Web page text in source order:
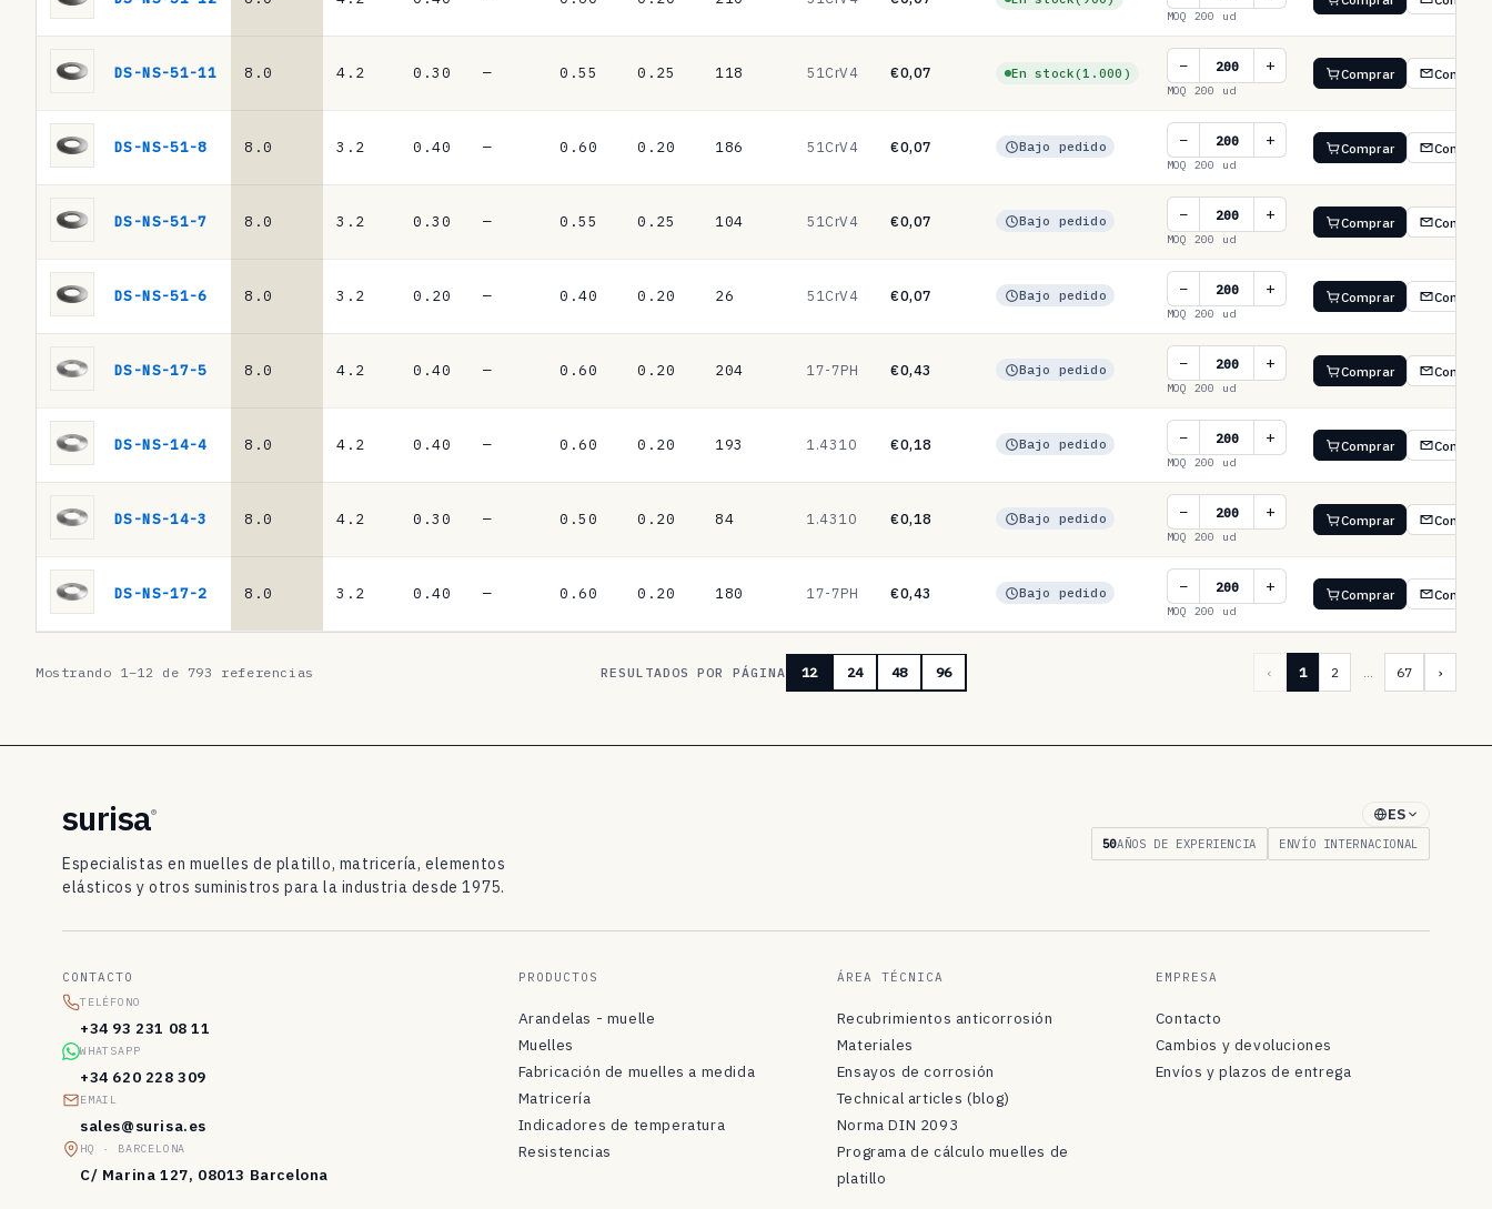
e
a
m
u
e
p
l
t
EN
MOQ 200 ud
DS-NS-51-11 8.0 4.2 0.30 — 0.55 0.25 118 51CrV4 €0,07 En stock(1.000) − +
MOQ 200 ud
Comprar
DS-NS-51-8 8.0 3.2 0.40 — 0.60 0.20 186 51CrV4 €0,07 Bajo pedido − +
MOQ 200 ud
Comprar
DS-NS-51-7 8.0 3.2 0.30 — 0.55 0.25 104 51CrV4 €0,07 Bajo pedido − +
MOQ 200 ud
Comprar
DS-NS-51-6 8.0 3.2 0.20 — 0.40 0.20 26 51CrV4 €0,07 Bajo pedido − +
MOQ 200 ud
Comprar
DS-NS-17-5 8.0 4.2 0.40 — 0.60 0.20 204 17-7PH €0,43 Bajo pedido − +
MOQ 200 ud
Comprar
DS-NS-14-4 8.0 4.2 0.40 — 0.60 0.20 193 1.4310 €0,18 Bajo pedido − +
MOQ 200 ud
Comprar
DS-NS-14-3 8.0 4.2 0.30 — 0.50 0.20 84 1.4310 €0,18 Bajo pedido − +
MOQ 200 ud
Comprar
DS-NS-17-2 8.0 3.2 0.40 — 0.60 0.20 180 17-7PH €0,43 Bajo pedido − +
MOQ 200 ud
Comprar
Mostrando 1–12 de 793 referencias RESULTADOS POR PÁGINA 12 24 48 96 ‹ 1 2 … 67 ›
surisa®
Especialistas en muelles de platillo, matricería, elementos
elásticos y otros suministros para la industria desde 1975.
ES
50AÑOS DE EXPERIENCIA ENVÍO INTERNACIONAL
CONTACTO
TELÉFONO
+34 93 231 08 11
WHATSAPP
+34 620 228 309
EMAIL
sales@surisa.es
HQ · BARCELONA
C/ Marina 127, 08013 Barcelona
PRODUCTOS
Arandelas - muelle
Muelles
Fabricación de muelles a medida
Matricería
Indicadores de temperatura
Resistencias
ÁREA TÉCNICA
Recubrimientos anticorrosión
Materiales
Ensayos de corrosión
Technical articles (blog)
Norma DIN 2093
Programa de cálculo muelles de
platillo
EMPRESA
Contacto
Cambios y devoluciones
Envíos y plazos de entrega